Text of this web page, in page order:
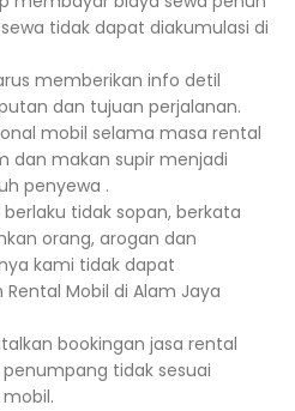
tidak dapat diakumulasi di
memberikan info detil
dan tujuan perjalanan.
mobil selama masa rental
dan makan supir menjadi
penyewa .
tidak sopan, berkata
orang, arogan dan
kami tidak dapat
Mobil di Alam Jaya
bookingan jasa rental
tidak sesuai